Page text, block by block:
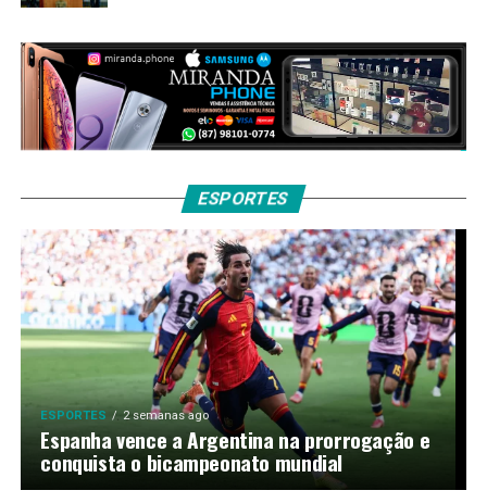
ESPORTES
ESPORTES 2 semanas ago
Espanha vence a Argentina na prorrogação e
conquista o bicampeonato mundial